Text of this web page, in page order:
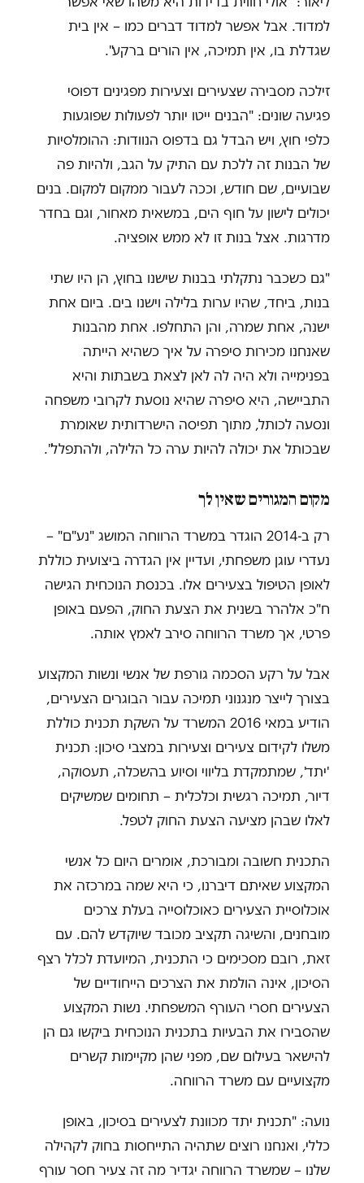
למדוד. אבל אפשר למדוד דברים כמו – אין בית
שגדלת בו, אין תמיכה, אין הורים ברקע".
זילכה מסבירה שצעירים וצעירות מפגינים דפוסי
פגיעה שונים: "הבנים ייטו יותר לפעולות שפוגעות
כלפי חוץ, ויש הבדל גם בדפוס הנוודות: ההומלסיות
של הבנות זה ללכת עם התיק על הגב, ולהיות פה
שבועיים, שם חודש, וככה לעבור ממקום למקום. בנים
יכולים לישון על חוף הים, במשאית מאחור, וגם בחדר
מדרגות. אצל בנות זו לא ממש אופציה.
"גם כשכבר נתקלתי בבנות שישנו בחוץ, הן היו שתי
בנות, ביחד, שהיו ערות בלילה וישנו בים. ביום אחת
ישנה, אחת שמרה, והן התחלפו. אחת מהבנות
שאנחנו מכירות סיפרה על איך כשהיא הייתה
בפנימייה ולא היה לה לאן לצאת בשבתות והיא
התביישה, היא סיפרה שהיא נוסעת לקרובי משפחה
ונסעה לכותל, מתוך תפיסה הישרדותית שאומרת
שבכותל את יכולה להיות ערה כל הלילה, ולהתפלל".
מקום המגורים שאין לך
רק ב-2014 הוגדר במשרד הרווחה המושג "נע"ם" –
נעדרי עוגן משפחתי, ועדיין אין הגדרה ביצועית כוללת
לאופן הטיפול בצעירים אלו. בכנסת הנוכחית הגישה
ח"כ אלהרר בשנית את הצעת החוק, הפעם באופן
פרטי, אך משרד הרווחה סירב לאמץ אותה.
אבל על רקע הסכמה גורפת של אנשי ונשות המקצוע
בצורך לייצר מנגנוני תמיכה עבור הבוגרים הצעירים,
הודיע במאי 2016 המשרד על השקת תכנית כוללת
משלו לקידום צעירים וצעירות במצבי סיכון: תכנית
'יתד', שמתמקדת בליווי וסיוע בהשכלה, תעסוקה,
דיור, תמיכה רגשית וכלכלית – תחומים שמשיקים
לאלו שבהן מציעה הצעת החוק לטפל.
התכנית חשובה ומבורכת, אומרים היום כל אנשי
המקצוע שאיתם דיברנו, כי היא שמה במרכזה את
אוכלוסיית הצעירים כאוכלוסייה בעלת צרכים
מובחנים, והשיגה תקציב מכובד שיוקדש להם. עם
זאת, רובם מסכימים כי התכנית, המיועדת לכלל רצף
הסיכון, אינה הולמת את הצרכים הייחודיים של
הצעירים חסרי העורף המשפחתי. נשות המקצוע
שהסבירו את הבעיות בתכנית הנוכחית ביקשו גם הן
להישאר בעילום שם, מפני שהן מקיימות קשרים
מקצועיים עם משרד הרווחה.
נועה: "תכנית יתד מכוונת לצעירים בסיכון, באופן
כללי, ואנחנו רוצים שתהיה התייחסות בחוק לקהילה
שלנו – שמשרד הרווחה יגדיר מה זה צעיר חסר עורף